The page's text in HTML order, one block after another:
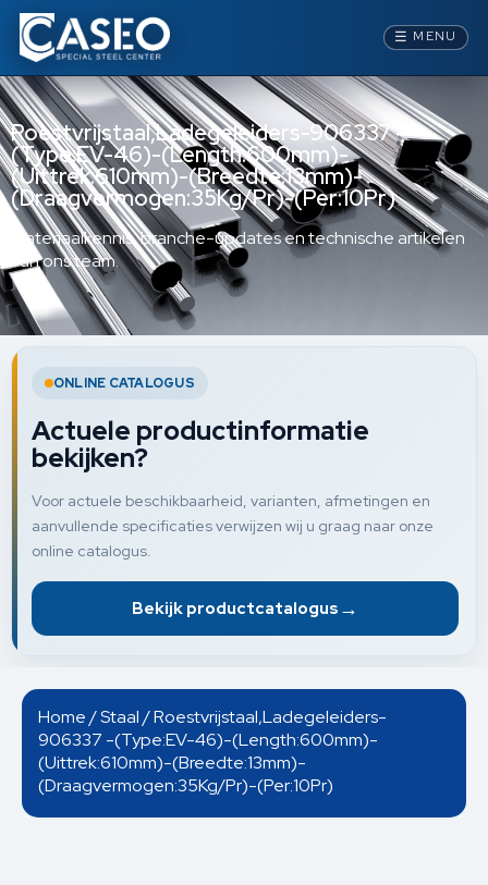
☰ MENU
Roestvrijstaal,Ladegeleiders-906337 -
(Type:EV-46)-(Length:600mm)-
(Uittrek:610mm)-(Breedte:13mm)-
(Draagvermogen:35Kg/Pr)-(Per:10Pr)
Materiaalkennis, branche-updates en technische artikelen
van ons team.
ONLINE CATALOGUS
Actuele productinformatie
bekijken?
Voor actuele beschikbaarheid, varianten, afmetingen en
aanvullende specificaties verwijzen wij u graag naar onze
online catalogus.
Bekijk productcatalogus →
Home/Staal/ Roestvrijstaal,Ladegeleiders-
906337 -(Type:EV-46)-(Length:600mm)-
(Uittrek:610mm)-(Breedte:13mm)-
(Draagvermogen:35Kg/Pr)-(Per:10Pr)